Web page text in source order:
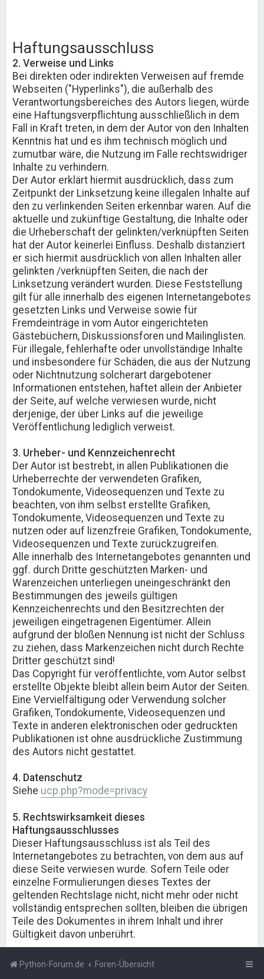
Haftungsausschluss
2. Verweise und Links
Bei direkten oder indirekten Verweisen auf fremde
Webseiten ("Hyperlinks"), die außerhalb des
Verantwortungsbereiches des Autors liegen, würde
eine Haftungsverpflichtung ausschließlich in dem
Fall in Kraft treten, in dem der Autor von den Inhalten
Kenntnis hat und es ihm technisch möglich und
zumutbar wäre, die Nutzung im Falle rechtswidriger
Inhalte zu verhindern.
Der Autor erklärt hiermit ausdrücklich, dass zum
Zeitpunkt der Linksetzung keine illegalen Inhalte auf
den zu verlinkenden Seiten erkennbar waren. Auf die
aktuelle und zukünftige Gestaltung, die Inhalte oder
die Urheberschaft der gelinkten/verknüpften Seiten
hat der Autor keinerlei Einfluss. Deshalb distanziert
er sich hiermit ausdrücklich von allen Inhalten aller
gelinkten /verknüpften Seiten, die nach der
Linksetzung verändert wurden. Diese Feststellung
gilt für alle innerhalb des eigenen Internetangebotes
gesetzten Links und Verweise sowie für
Fremdeinträge in vom Autor eingerichteten
Gästebüchern, Diskussionsforen und Mailinglisten.
Für illegale, fehlerhafte oder unvollständige Inhalte
und insbesondere für Schäden, die aus der Nutzung
oder Nichtnutzung solcherart dargebotener
Informationen entstehen, haftet allein der Anbieter
der Seite, auf welche verwiesen wurde, nicht
derjenige, der über Links auf die jeweilige
Veröffentlichung lediglich verweist.
3. Urheber- und Kennzeichenrecht
Der Autor ist bestrebt, in allen Publikationen die
Urheberrechte der verwendeten Grafiken,
Tondokumente, Videosequenzen und Texte zu
beachten, von ihm selbst erstellte Grafiken,
Tondokumente, Videosequenzen und Texte zu
nutzen oder auf lizenzfreie Grafiken, Tondokumente,
Videosequenzen und Texte zurückzugreifen.
Alle innerhalb des Internetangebotes genannten und
ggf. durch Dritte geschützten Marken- und
Warenzeichen unterliegen uneingeschränkt den
Bestimmungen des jeweils gültigen
Kennzeichenrechts und den Besitzrechten der
jeweiligen eingetragenen Eigentümer. Allein
aufgrund der bloßen Nennung ist nicht der Schluss
zu ziehen, dass Markenzeichen nicht durch Rechte
Dritter geschützt sind!
Das Copyright für veröffentlichte, vom Autor selbst
erstellte Objekte bleibt allein beim Autor der Seiten.
Eine Vervielfältigung oder Verwendung solcher
Grafiken, Tondokumente, Videosequenzen und
Texte in anderen elektronischen oder gedruckten
Publikationen ist ohne ausdrückliche Zustimmung
des Autors nicht gestattet.
4. Datenschutz
Siehe ucp.php?mode=privacy
5. Rechtswirksamkeit dieses
Haftungsausschlusses
Dieser Haftungsausschluss ist als Teil des
Internetangebotes zu betrachten, von dem aus auf
diese Seite verwiesen wurde. Sofern Teile oder
einzelne Formulierungen dieses Textes der
geltenden Rechtslage nicht, nicht mehr oder nicht
vollständig entsprechen sollten, bleiben die übrigen
Teile des Dokumentes in ihrem Inhalt und ihrer
Gültigkeit davon unberührt.
Python-Forum.de Foren-Übersicht